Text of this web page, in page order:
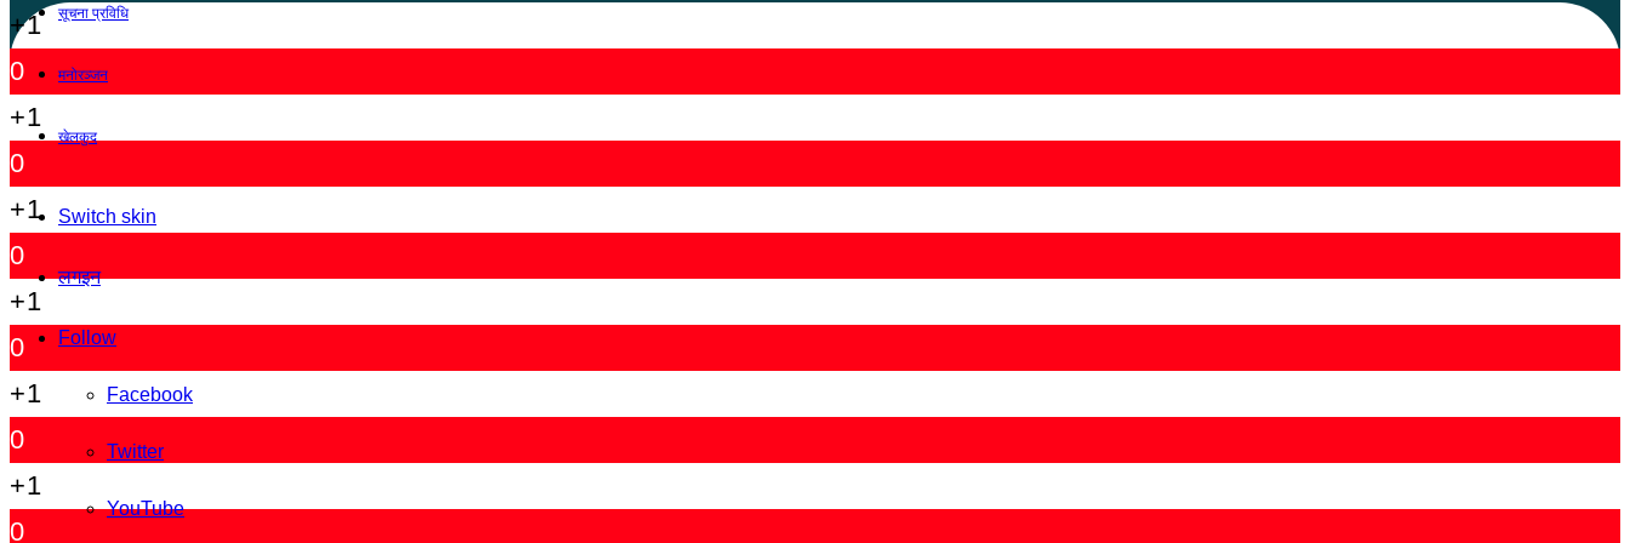
सूचना प्रविधि
मनोरञ्जन
खेलकुद
Switch skin
लगइन
Follow
Facebook
Twitter
YouTube
+1
0
+1
0
+1
0
+1
0
+1
0
+1
0